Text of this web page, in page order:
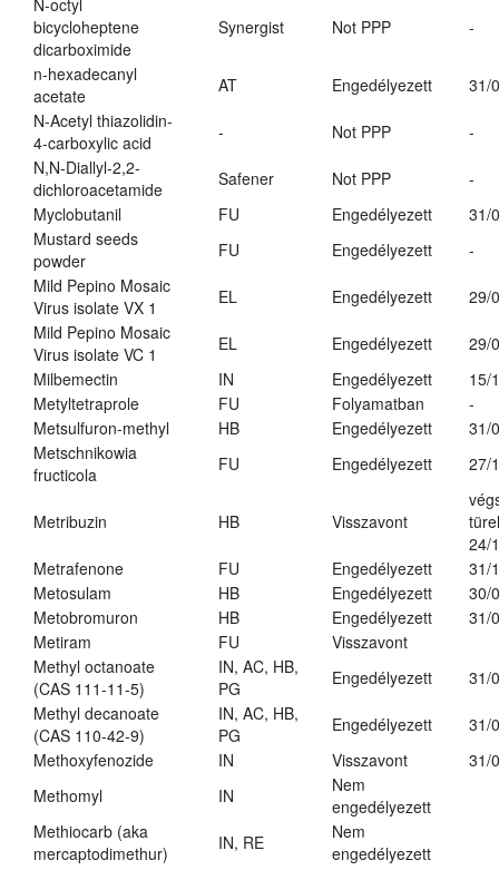
N-octyl
bicycloheptene
dicarboximide
Synergist Not PPP -
n-hexadecanyl
acetate
AT Engedélyezett
31/
N-Acetyl thiazolidin-
4-carboxylic acid
- Not PPP
-
N,N-Diallyl-2,2-
dichloroacetamide
Safener Not PPP
-
Myclobutanil
FU Engedélyezett
31/
Mustard seeds
powder
FU Engedélyezett
-
Mild Pepino Mosaic
Virus isolate VX 1
EL Engedélyezett
29/
Mild Pepino Mosaic
Virus isolate VC 1
EL Engedélyezett
29/
Milbemectin
IN Engedélyezett
15/
Metyltetraprole
FU Folyamatban
-
Metsulfuron-methyl
HB Engedélyezett
31/
Metschnikowia
fructicola
FU Engedélyezett 27/
Metribuzin HB Visszavont
24/
Metrafenone
FU Engedélyezett
31/
Metosulam
HB Engedélyezett
30/
Metobromuron
HB Engedélyezett
31/
Metiram
FU
Visszavont
Methyl octanoate
(CAS 111-11-5)
IN, AC, HB,
PG
Engedélyezett
31/
Methyl decanoate
(CAS 110-42-9)
IN, AC, HB,
PG
Engedélyezett
31/
Methoxyfenozide
IN Visszavont
31/
Methomyl
IN
Nem
engedélyezett
Methiocarb (aka
mercaptodimethur)
IN, RE
Nem
engedélyezett